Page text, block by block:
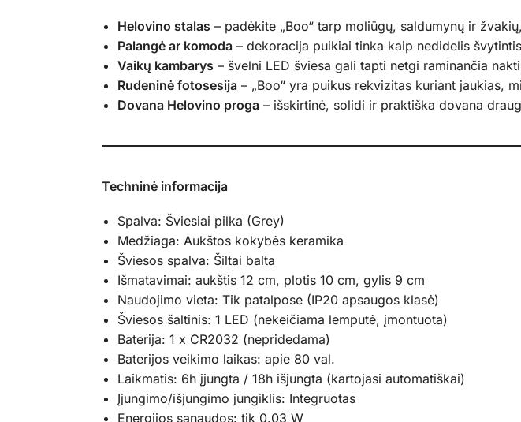
Helovino stalas – padėkite „Boo“ tarp moliūgų, saldumynų ir
Palangė ar komoda– dekoracija puikiai tinka kaip nedidelis
Vaikų kambarys – švelni LED šviesa gali tapti netgi raminančia
Rudeninė fotosesija– „Boo“ yra puikus rekvizitas kuriant jaukias,
Dovana Helovino proga– išskirtinė, solidi ir praktiška dovana
Techninė informacija
Spalva: Šviesiai pilka (Grey)
Medžiaga: Aukštos kokybės keramika
Šviesos spalva: Šiltai balta
Išmatavimai: aukštis 12 cm, plotis 10 cm, gylis 9 cm
Naudojimo vieta: Tik patalpose (IP20 apsaugos klasė)
Šviesos šaltinis: 1 LED (nekeičiama lemputė, įmontuota)
Baterija: 1 x CR2032 (nepridedama)
Baterijos veikimo laikas: apie 80 val.
Laikmatis: 6h įjungta / 18h išjungta (kartojasi automatiškai)
Įjungimo/išjungimo jungiklis: Integruotas
Energijos sąnaudos: tik 0.03 W